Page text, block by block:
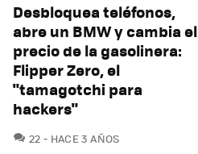
Desbloquea teléfonos,
abre un BMW y cambia el
precio de la gasolinera:
Flipper Zero, el
"tamagotchi para
hackers"
22 COMENTARIOS
HACE 3 AÑOS